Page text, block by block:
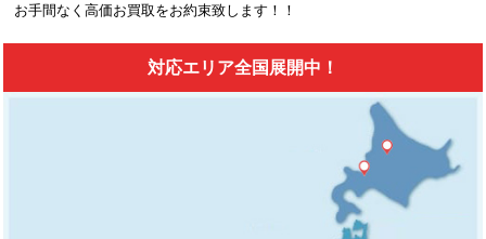
お手間なく高価お買取をお約束致します！！
対応エリア全国展開中！